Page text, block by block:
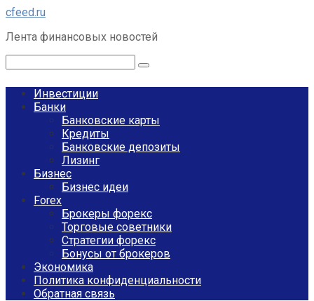
Перейти
контенту
cfeed.ru
Лента финансовых новостей
Инвестиции
Банки
Банковские карты
Кредиты
Банковские депозиты
Лизинг
Бизнес
Бизнес идеи
Forex
Брокеры форекс
Торговые советники
Стратегии форекс
Бонусы от брокеров
Экономика
Политика конфиденциальности
Обратная связь